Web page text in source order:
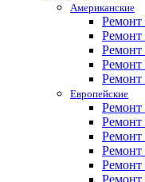
Американские
Ремонт
Ремонт
Ремонт
Ремонт
Ремонт
Европейские
Ремонт
Ремонт
Ремонт
Ремонт
Ремонт
Ремонт